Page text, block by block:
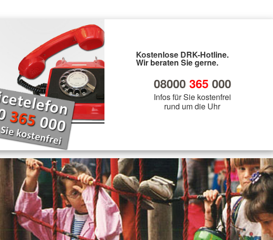
Kostenlose DRK-Hotline.
Wir beraten Sie gerne.
08000 365000
Infos für Sie kostenfrei
rund um die Uhr